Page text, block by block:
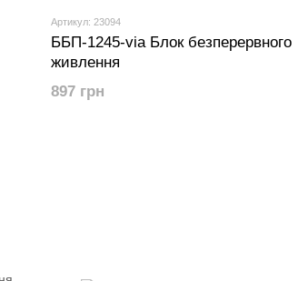
Артикул: 23094
ББП-1245-via Блок безперервного
живлення
897 грн